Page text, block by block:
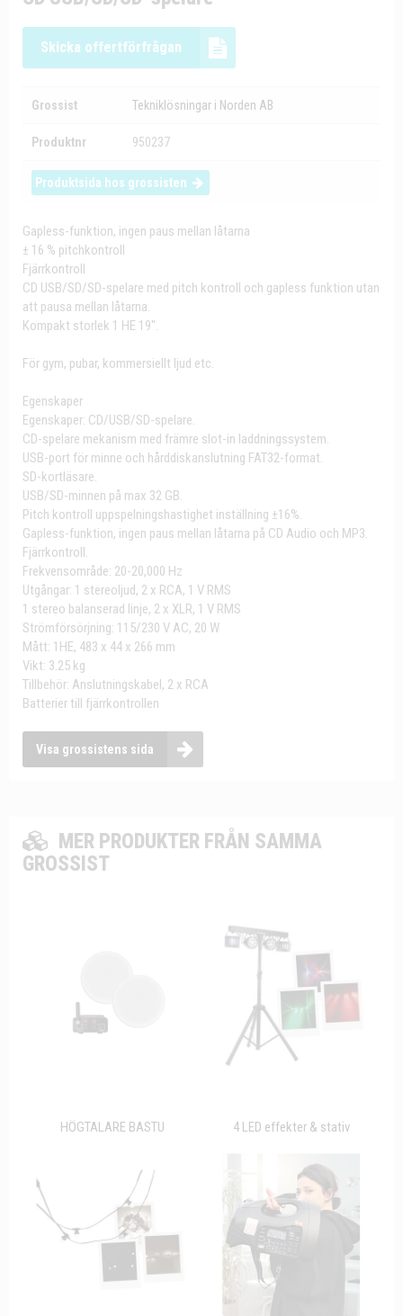
Skicka offertförfrågan
Grossist Tekniklösningar i Norden AB
Produktnr 950237
Produktsida hos grossisten
Gapless-funktion, ingen paus mellan låtarna
± 16 % pitchkontroll
Fjärrkontroll
CD USB/SD/SD-spelare med pitch kontroll och gapless funktion utan
att pausa mellan låtarna.
Kompakt storlek 1 HE 19".
För gym, pubar, kommersiellt ljud etc.
Egenskaper
Egenskaper: CD/USB/SD-spelare.
CD-spelare mekanism med främre slot-in laddningssystem.
USB-port för minne och hårddiskanslutning FAT32-format.
SD-kortläsare.
USB/SD-minnen på max 32 GB.
Pitch kontroll uppspelningshastighet inställning ±16%.
Gapless-funktion, ingen paus mellan låtarna på CD Audio och MP3.
Fjärrkontroll.
Frekvensområde: 20-20,000 Hz
Utgångar: 1 stereoljud, 2 x RCA, 1 V RMS
1 stereo balanserad linje, 2 x XLR, 1 V RMS
Strömförsörjning: 115/230 V AC, 20 W
Mått: 1HE, 483 x 44 x 266 mm
Vikt: 3.25 kg
Tillbehör: Anslutningskabel, 2 x RCA
Batterier till fjärrkontrollen
Visa grossistens sida
MER PRODUKTER FRÅN SAMMA
GROSSIST
HÖGTALARE BASTU 4 LED effekter & stativ